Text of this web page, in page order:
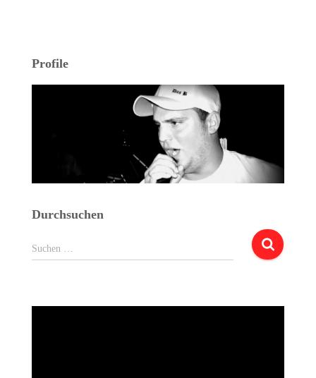
Profile
Durchsuchen
nach:
Suchen …